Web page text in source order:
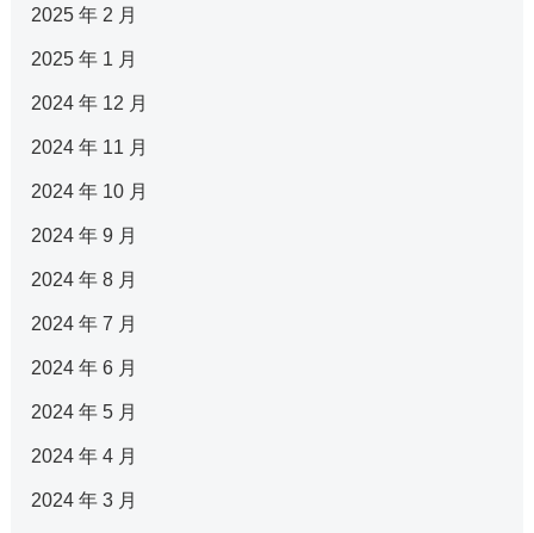
2025 年 2 月
2025 年 1 月
2024 年 12 月
2024 年 11 月
2024 年 10 月
2024 年 9 月
2024 年 8 月
2024 年 7 月
2024 年 6 月
2024 年 5 月
2024 年 4 月
2024 年 3 月